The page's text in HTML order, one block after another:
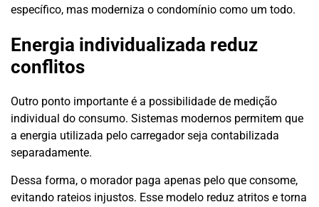
específico, mas moderniza o condomínio como um todo.
Energia individualizada reduz
conflitos
Outro ponto importante é a possibilidade de medição
individual do consumo. Sistemas modernos permitem que
a energia utilizada pelo carregador seja contabilizada
separadamente.
Dessa forma, o morador paga apenas pelo que consome,
evitando rateios injustos. Esse modelo reduz atritos e torna